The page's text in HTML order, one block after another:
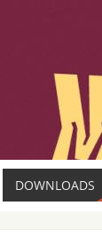
DOWNLOADS